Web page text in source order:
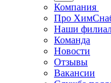
Компания
Про
Наши
Команда
Новости
Отзывы
Вакансии